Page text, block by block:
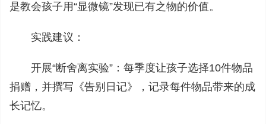
是教会孩子用“显微镜”发现已有之物的价值。
实践建议：
开展“断舍离实验”：每季度让孩子选择10件物品
捐赠，并撰写《告别日记》，记录每件物品带来的成
长记忆。